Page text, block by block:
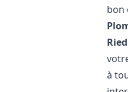
bon
à